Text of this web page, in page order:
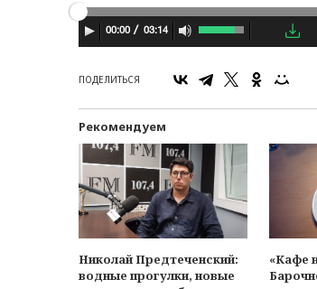
00:00 03:14
ПОДЕЛИТЬСЯ
Рекомендуем
Николай Предтеченский:
водные прогулки, новые
«Кафе